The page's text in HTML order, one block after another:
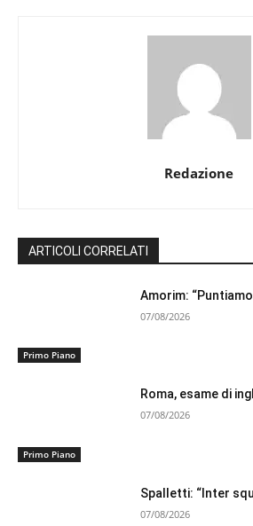
Redazione
ARTICOLI CORRELATI
Primo Piano
Amorim:
07/08/2026
Primo Piano
Roma, esame di
07/08/2026
Spalletti: “Inter
07/08/2026